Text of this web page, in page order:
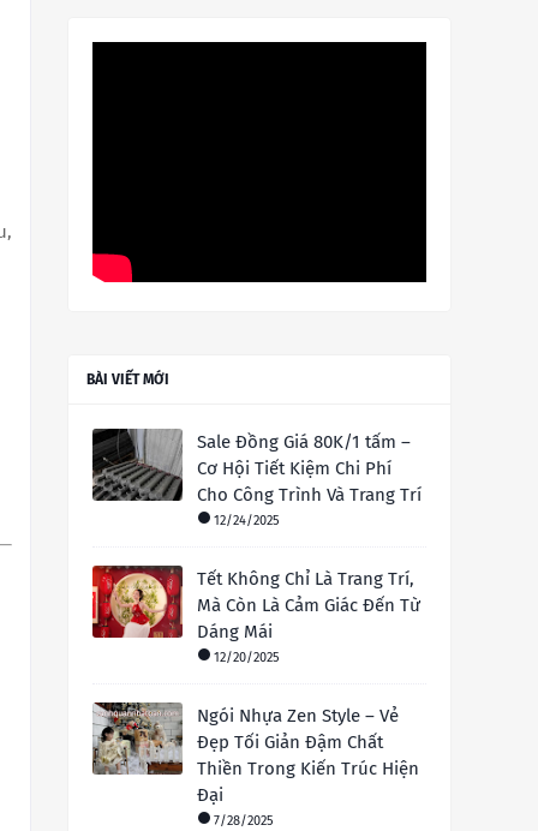
BÀI VIẾT MỚI
Sale Đồng Giá 80K/1 tấm –
Cơ Hội Tiết Kiệm Chi Phí
Cho Công Trình Và Trang Trí
12/24/2025
Tết Không Chỉ Là Trang Trí,
Mà Còn Là Cảm Giác Đến Từ
Dáng Mái
12/20/2025
Ngói Nhựa Zen Style – Vẻ
Đẹp Tối Giản Đậm Chất
Thiền Trong Kiến Trúc Hiện
Đại
7/28/2025